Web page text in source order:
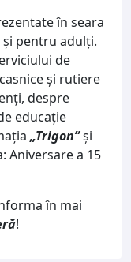
în seara
pentru adulți.
de
și rutiere
despre
educație
„Trigon”și
Aniversare a 15
în mai
!